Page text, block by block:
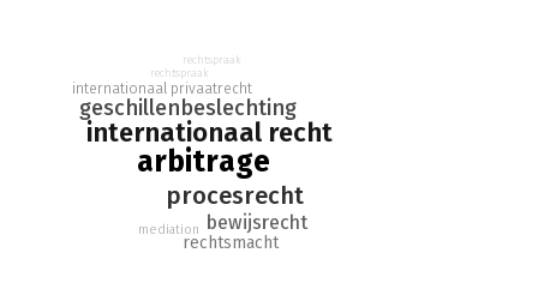
arbitrage
internationaal recht
procesrecht
geschillenbeslechting
bewijsrecht
rechtsmacht
internationaal privaatrecht
mediation
rechtspraak
rechtspraak